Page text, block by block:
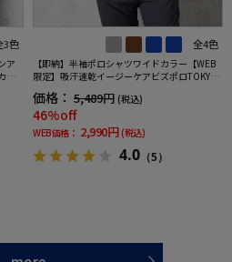
3色
ア
ジ
全4色
【即納】半袖ポロシャツワイドカラー【WEB
限定】吸汗速乾イージーケアビズポロTOKYOR
UN春夏
価格： 5,489円 (税込)
46%off
WEB価格： 2,990円 (税込)
4.0 （5）